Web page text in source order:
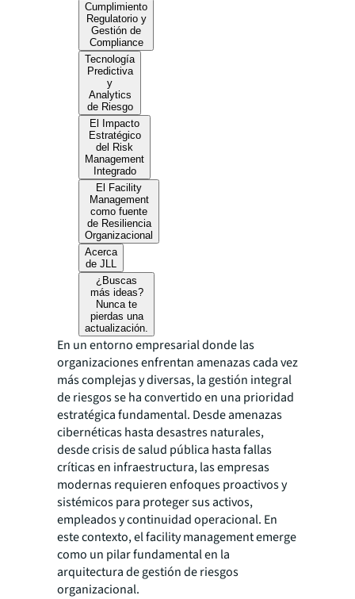
Cumplimiento
Regulatorio y
Gestión de
Compliance
Tecnología
Predictiva
y
Analytics
de Riesgo
El Impacto
Estratégico
del Risk
Management
Integrado
El Facility
Management
como fuente
de Resiliencia
Organizacional
Acerca
de JLL
¿Buscas
más ideas?
Nunca te
pierdas una
actualización.
En un entorno empresarial donde las
organizaciones enfrentan amenazas cada vez
más complejas y diversas, la gestión integral
de riesgos se ha convertido en una prioridad
estratégica fundamental. Desde amenazas
cibernéticas hasta desastres naturales,
desde crisis de salud pública hasta fallas
críticas en infraestructura, las empresas
modernas requieren enfoques proactivos y
sistémicos para proteger sus activos,
empleados y continuidad operacional. En
este contexto, el facility management emerge
como un pilar fundamental en la
arquitectura de gestión de riesgos
organizacional.